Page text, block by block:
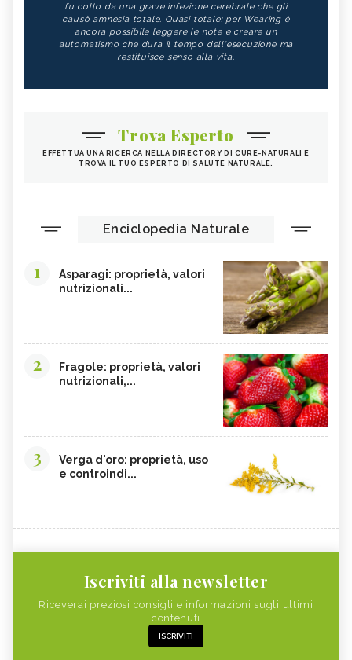
fu colto da una grave infezione cerebrale che gli
causò amnesia totale. Quasi totale: per Wearing è
ancora possibile leggere le note e creare un
automatismo che dura il tempo dell'esecuzione ma
restituisce senso alla vita.
Trova Esperto
EFFETTUA UNA RICERCA NELLA DIRECTORY DI CURE-NATURALI E
TROVA IL TUO ESPERTO DI SALUTE NATURALE.
Enciclopedia Naturale
1
Asparagi: proprietà, valori
nutrizionali...
2
Fragole: proprietà, valori
nutrizionali,...
3
Verga d'oro: proprietà, uso
e controindi...
Iscriviti alla newsletter
Riceverai preziosi consigli e informazioni sugli ultimi
contenuti
ISCRIVITI